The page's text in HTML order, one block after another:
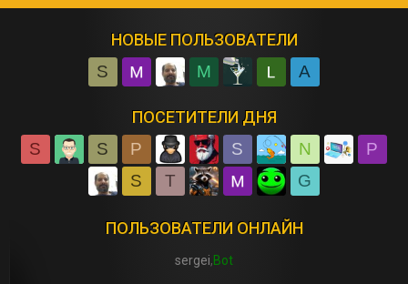
НОВЫЕ ПОЛЬЗОВАТЕЛИ
S M A
ПОСЕТИТЕЛИ ДНЯ
S S P S N
P
S
T G
ПОЛЬЗОВАТЕЛИ ОНЛАЙН
sergei Bot